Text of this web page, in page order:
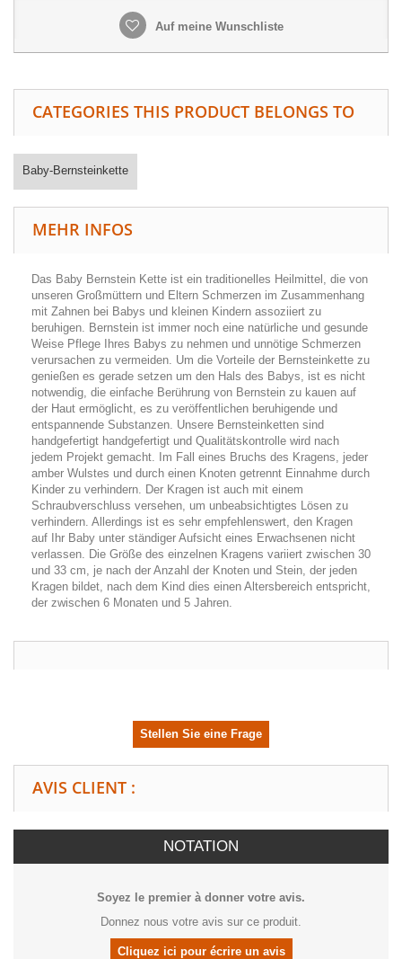
Auf meine Wunschliste
CATEGORIES THIS PRODUCT BELONGS TO
Baby-Bernsteinkette
MEHR INFOS
Das Baby Bernstein Kette ist ein traditionelles Heilmittel, die von
unseren Großmüttern und Eltern Schmerzen im Zusammenhang
mit Zahnen bei Babys und kleinen Kindern assoziiert zu
beruhigen. Bernstein ist immer noch eine natürliche und gesunde
Weise Pflege Ihres Babys zu nehmen und unnötige Schmerzen
verursachen zu vermeiden. Um die Vorteile der Bernsteinkette zu
genießen es gerade setzen um den Hals des Babys, ist es nicht
notwendig, die einfache Berührung von Bernstein zu kauen auf
der Haut ermöglicht, es zu veröffentlichen beruhigende und
entspannende Substanzen. Unsere Bernsteinketten sind
handgefertigt handgefertigt und Qualitätskontrolle wird nach
jedem Projekt gemacht. Im Fall eines Bruchs des Kragens, jeder
amber Wulstes und durch einen Knoten getrennt Einnahme durch
Kinder zu verhindern. Der Kragen ist auch mit einem
Schraubverschluss versehen, um unbeabsichtigtes Lösen zu
verhindern. Allerdings ist es sehr empfehlenswert, den Kragen
auf Ihr Baby unter ständiger Aufsicht eines Erwachsenen nicht
verlassen. Die Größe des einzelnen Kragens variiert zwischen 30
und 33 cm, je nach der Anzahl der Knoten und Stein, der jeden
Kragen bildet, nach dem Kind dies einen Altersbereich entspricht,
der zwischen 6 Monaten und 5 Jahren.
Stellen Sie eine Frage
AVIS CLIENT :
NOTATION
Soyez le premier à donner votre avis.
Donnez nous votre avis sur ce produit.
Cliquez ici pour écrire un avis